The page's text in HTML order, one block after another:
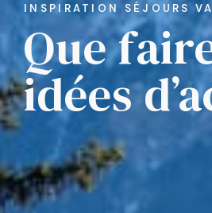
INSPIRATION SÉJOURS
Que
idées